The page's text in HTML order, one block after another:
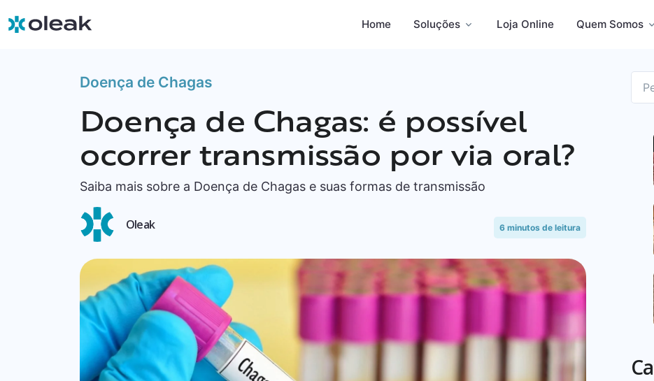
Home Soluções Loja Online Quem Somos
Doença de Chagas
Doença de Chagas: é possível
ocorrer transmissão por via oral?
Saiba mais sobre a Doença de Chagas e suas formas de transmissão
Oleak 6 minutos de leitura